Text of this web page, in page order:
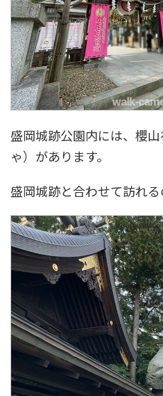
盛岡城跡公園内には、櫻
ゃ）があります。
盛岡城跡と合わせて訪れる